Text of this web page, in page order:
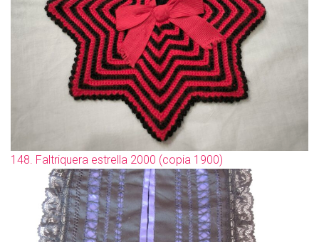
148. Faltriquera estrella 2000 (copia 1900)